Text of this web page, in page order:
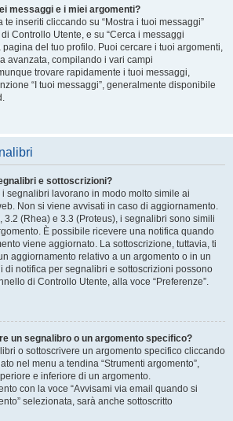
messaggi e i miei argomenti?
te inseriti cliccando su “Mostra i tuoi messaggi”
Controllo Utente, e su “Cerca i messaggi
pagina del tuo profilo. Puoi cercare i tuoi argomenti,
avanzata, compilando i vari campi
trovare rapidamente i tuoi messaggi,
“I tuoi messaggi”, generalmente disponibile
e sottoscrizioni?
i segnalibri lavorano in modo molto simile ai
Non si viene avvisati in caso di aggiornamento.
3.2 (Rhea) e 3.3 (Proteus), i segnalibri sono simili
È possibile ricevere una notifica quando
viene aggiornato. La sottoscrizione, tuttavia, ti
aggiornamento relativo a un argomento o in un
di notifica per segnalibri e sottoscrizioni possono
di Controllo Utente, alla voce “Preferenze”.
un segnalibro o un argomento specifico?
o sottoscrivere un argomento specifico cliccando
nel menu a tendina “Strumenti argomento”,
e inferiore di un argomento.
con la voce “Avvisami via email quando si
selezionata, sarà anche sottoscritto